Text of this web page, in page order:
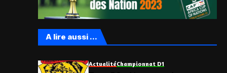
A lire aussi ...
ActualitéChampionnat D1